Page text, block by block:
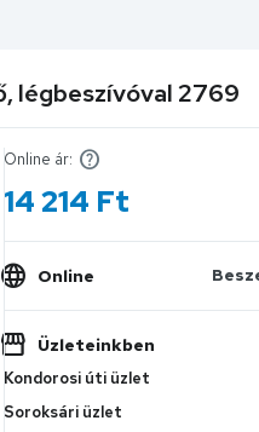
légbeszívóval 2769
Online ár:
14 214 Ft
Online
Üzleteinkben
Kondorosi úti üzlet
Soroksári üzlet